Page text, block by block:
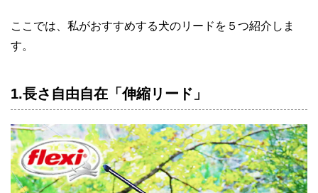
ここでは、私がおすすめする犬のリードを５つ紹介しま
す。
1.長さ自由自在「伸縮リード」